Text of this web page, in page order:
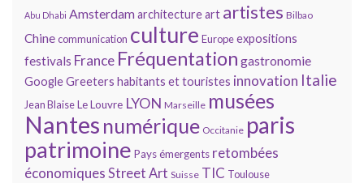
Abu Dhabi Amsterdamarchitectureart artistes Bilbao
Chinecommunication culture Europeexpositions
festivals France Fréquentation gastronomie
GoogleGreeters habitants et touristes innovation Italie
Jean BlaiseLe Louvre LYON Marseille musées
Nantes numérique Occitanie paris
patrimoine Pays émergents retombées
économiques Street Art Suisse TIC Toulouse